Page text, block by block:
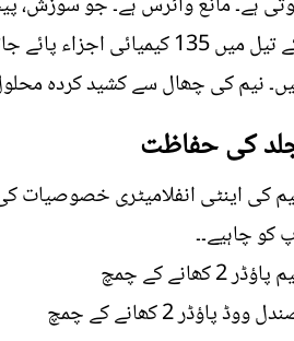
نیم کی چھال سے کشید کردہ
کی حفاظت
کی اینٹی انفلامیٹری خصوصیات
کو چاہیے۔۔
2 کھانے کے چمچ
ووڈ پاؤڈر 2 کھانے کے چمچ